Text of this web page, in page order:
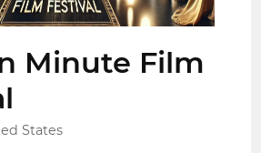
Minute Film
States